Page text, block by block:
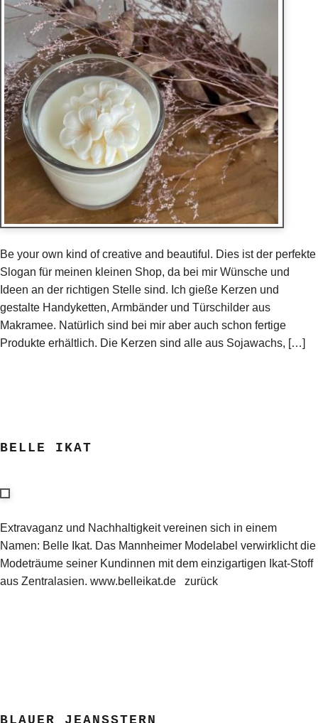
Be your own kind of creative and beautiful. Dies ist der perfekte
Slogan für meinen kleinen Shop, da bei mir Wünsche und
Ideen an der richtigen Stelle sind. Ich gieße Kerzen und
gestalte Handyketten, Armbänder und Türschilder aus
Makramee. Natürlich sind bei mir aber auch schon fertige
Produkte erhältlich. Die Kerzen sind alle aus Sojawachs, […]
BELLE IKAT
Extravaganz und Nachhaltigkeit vereinen sich in einem
Namen: Belle Ikat. Das Mannheimer Modelabel verwirklicht die
Modeträume seiner Kundinnen mit dem einzigartigen Ikat-Stoff
aus Zentralasien. www.belleikat.de zurück
BLAUER JEANSSTERN